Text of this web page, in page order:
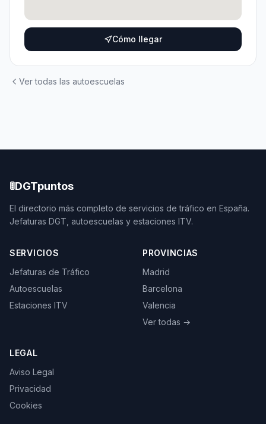
Cómo llegar
Ver todas las autoescuelas
🚦DGTpuntos
El directorio más completo de servicios de tráfico en España.
Jefaturas DGT, autoescuelas y estaciones ITV.
SERVICIOS
Jefaturas de Tráfico
Autoescuelas
Estaciones ITV
PROVINCIAS
Madrid
Barcelona
Valencia
Ver todas →
LEGAL
Aviso Legal
Privacidad
Cookies